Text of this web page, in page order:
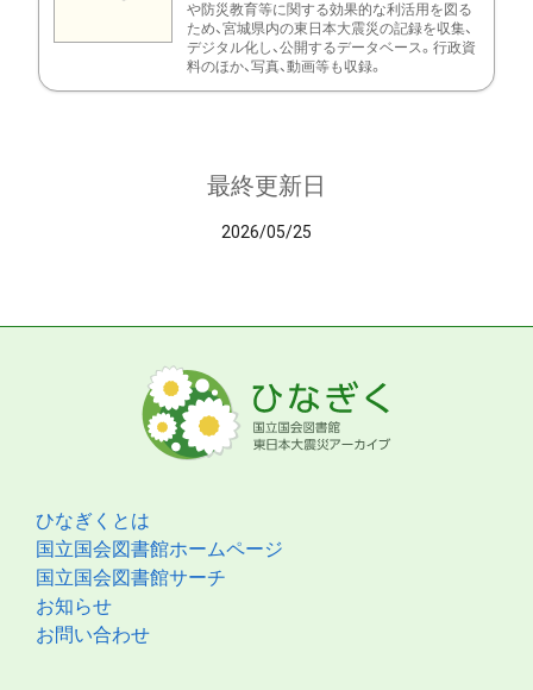
や防災教育等に関する効果的な利活用を図る
ため、宮城県内の東日本大震災の記録を収集、
デジタル化し、公開するデータベース。行政資
料のほか、写真、動画等も収録。
最終更新日
2026/05/25
ひなぎくとは
国立国会図書館ホームページ
国立国会図書館サーチ
お知らせ
お問い合わせ